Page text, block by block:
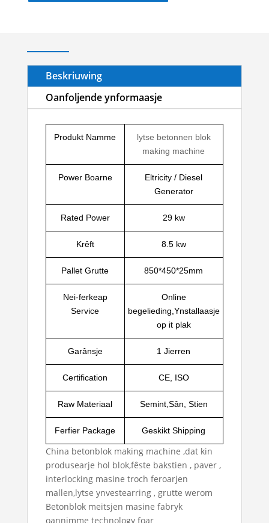
Beskriuwing
Oanfoljende ynformaasje
Produkt Namme
lytse betonnen blok
making machine
Power Boarne
Eltricity / Diesel
Generator
Rated Power 29 kw
Krêft 8.5 kw
Pallet Grutte 850*450*25mm
Nei-ferkeap
Service
Online
begelieding,Ynstallaasje
op it plak
Garânsje 1 Jierren
Certification CE, ISO
Raw Materiaal Semint,Sân, Stien
Ferfier Package Geskikt Shipping
China betonblok making machine ,dat kin
produsearje hol blok,fêste bakstien , paver ,
interlocking masine troch feroarjen
mallen,lytse ynvestearring , grutte werom
Betonblok meitsjen masine fabryk
oannimme technology foar